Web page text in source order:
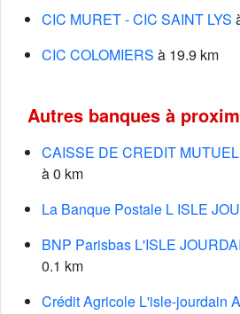
CIC MURET - CIC SAINT LYS
CIC COLOMIERS à 19.9 km
Autres banques à
CAISSE DE CREDIT
à 0 km
La Banque Postale L ISLE
BNP Parisbas L'ISLE
0.1 km
Crédit Agricole L'isle-jourdain